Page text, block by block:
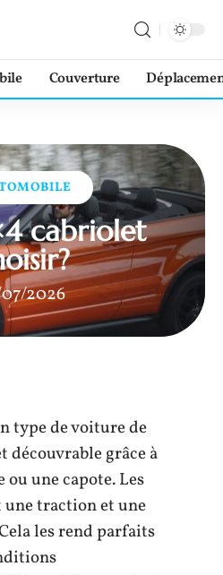
Couverture
cabriolet
2026
type de voiture de
découvrable grâce à
une capote. Les
traction et une
les rend parfaits